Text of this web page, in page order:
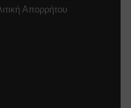
Απορρήτου